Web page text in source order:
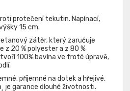
protečení tekutin. Napínací,
15 cm.
zátěr, který zaručuje
z 20 % polyester a z 80 %
100% bavlna ve froté úpravě,
příjemné na dotek a hřejivé,
je garance dlouhé životnosti.